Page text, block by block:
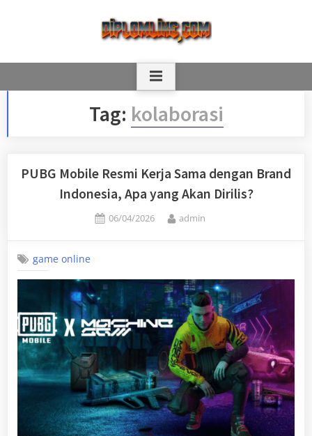
Tag: kolaborasi
PUBG Mobile Resmi Kerja Sama dengan Brand
Indonesia, Apa yang Akan Dirilis?
Posted
06/04/2026 By
admin
game online